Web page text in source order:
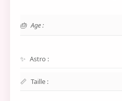
Age :
Astro :
Taille :